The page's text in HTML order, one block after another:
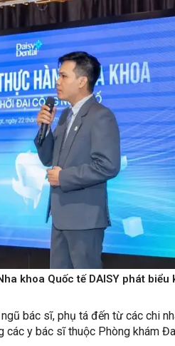
khoa Quốc tế DAISY phát biểu
bác sĩ, phụ tá đến từ các chi
các y bác sĩ thuộc Phòng khám Đa